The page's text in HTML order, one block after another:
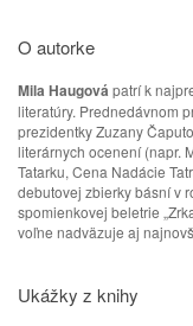
O autorke
Mila Haugová patrí k
literatúry. Prednedávnom
prezidentky Zuzany
literárnych ocenení (napr.
Tatarku, Cena Nadácie
debutovej zbierky básní v
spomienkovej beletrie
voľne nadväzuje aj
Ukážky z knihy